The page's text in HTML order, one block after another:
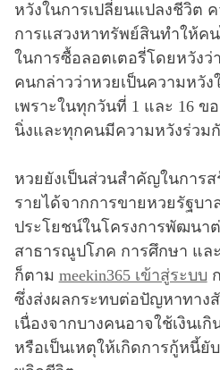
หวังในการเปลี่ยนแปลงชีวิต
การแสวงหาทรัพย์สินทำให้ค
ในการซื้อลอตเตอรี่โดยหวังว่
คนกล่าวว่าหวยเป็นความหวั
เพราะในทุกวันที่ 1 และ 16
นิ่งและทุกคนมีความหวังร่วม
หวยยังเป็นส่วนสำคัญในการ
รายได้จากการขายหวยรัฐบ
ประโยชน์ในโครงการพัฒนา
สาธารณูปโภค การศึกษา แล
ก็ตาม meekin365 เข้าสู่ระบบ
ซึ่งส่งผลกระทบต่อปัญหาทาง
เนื่องจากบางคนอาจใช้เงินเ
หรือเป็นเหตุให้เกิดการกู้หนี้ยั